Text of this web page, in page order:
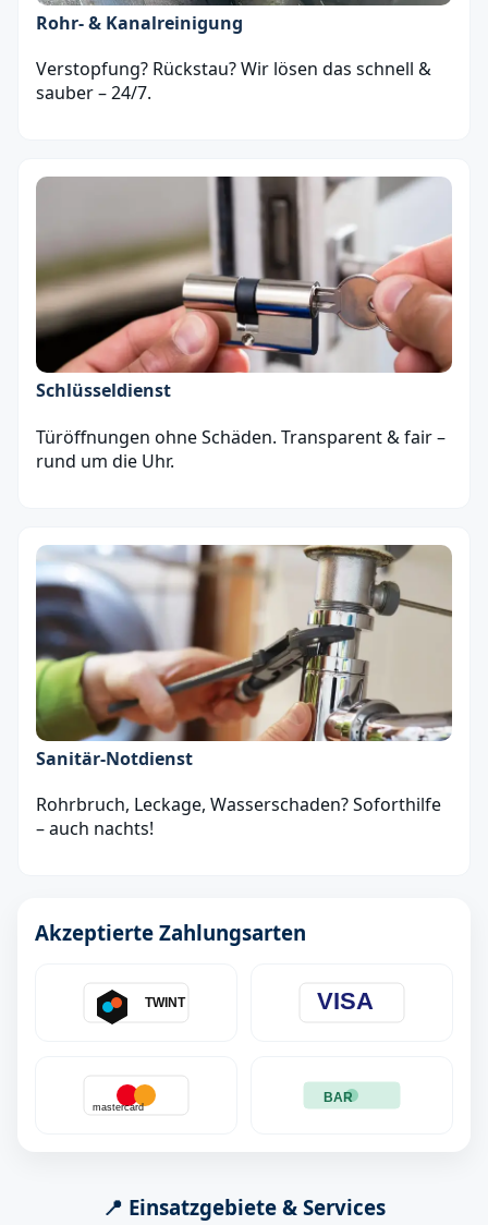
Rohr- & Kanalreinigung
Verstopfung? Rückstau? Wir lösen das schnell &
sauber – 24/7.
Schlüsseldienst
Türöffnungen ohne Schäden. Transparent & fair –
rund um die Uhr.
Sanitär‑Notdienst
Rohrbruch, Leckage, Wasserschaden? Soforthilfe
– auch nachts!
Akzeptierte Zahlungsarten
TWINT VISA
mastercard
BAR
📍 Einsatzgebiete & Services